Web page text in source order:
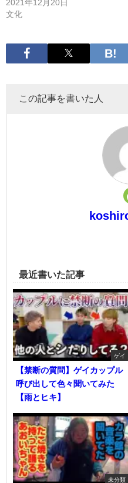
2021年12月20日
文化
この記事を書いた人
最近書いた記事
ゲイ
【禁断の質問】ゲイカップル
呼び出して色々聞いてみた
【雨とヒキ】
未分類